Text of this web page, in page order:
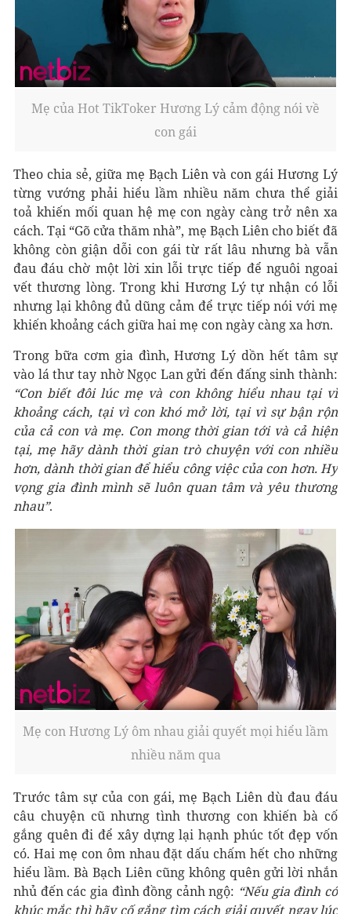
Mẹ của Hot TikToker Hương Lý cảm động nói về
con gái
Theo chia sẻ, giữa mẹ Bạch Liên và con gái Hương Lý
từng vướng phải hiểu lầm nhiều năm chưa thể giải
toả khiến mối quan hệ mẹ con ngày càng trở nên xa
cách. Tại “Gõ cửa thăm nhà”, mẹ Bạch Liên cho biết đã
không còn giận dỗi con gái từ rất lâu nhưng bà vẫn
đau đáu chờ một lời xin lỗi trực tiếp để nguôi ngoai
vết thương lòng. Trong khi Hương Lý tự nhận có lỗi
nhưng lại không đủ dũng cảm để trực tiếp nói với mẹ
khiến khoảng cách giữa hai mẹ con ngày càng xa hơn.
Trong bữa cơm gia đình, Hương Lý dồn hết tâm sự
vào lá thư tay nhờ Ngọc Lan gửi đến đấng sinh thành:
“Con biết đôi lúc mẹ và con không hiểu nhau tại vì
khoảng cách, tại vì con khó mở lời, tại vì sự bận rộn
của cả con và mẹ. Con mong thời gian tới và cả hiện
tại, mẹ hãy dành thời gian trò chuyện với con nhiều
hơn, dành thời gian để hiểu công việc của con hơn. Hy
vọng gia đình mình sẽ luôn quan tâm và yêu thương
nhau”.
Mẹ con Hương Lý ôm nhau giải quyết mọi hiểu lầm
nhiều năm qua
Trước tâm sự của con gái, mẹ Bạch Liên dù đau đáu
câu chuyện cũ nhưng tình thương con khiến bà cố
gắng quên đi để xây dựng lại hạnh phúc tốt đẹp vốn
có. Hai mẹ con ôm nhau đặt dấu chấm hết cho những
hiểu lầm. Bà Bạch Liên cũng không quên gửi lời nhắn
nhủ đến các gia đình đồng cảnh ngộ: “Nếu gia đình có
khúc mắc thì hãy cố gắng tìm cách giải quyết ngay lúc